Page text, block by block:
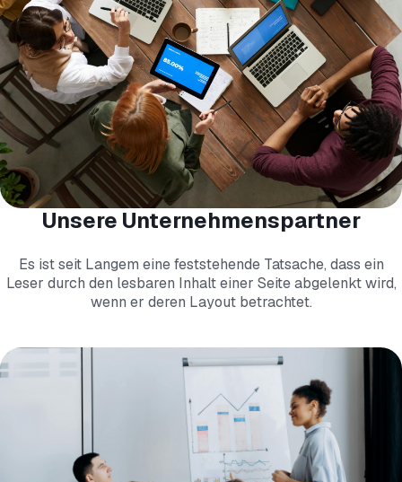
Unsere Unternehmenspartner
Es ist seit Langem eine feststehende Tatsache, dass ein
Leser durch den lesbaren Inhalt einer Seite abgelenkt wird,
wenn er deren Layout betrachtet.